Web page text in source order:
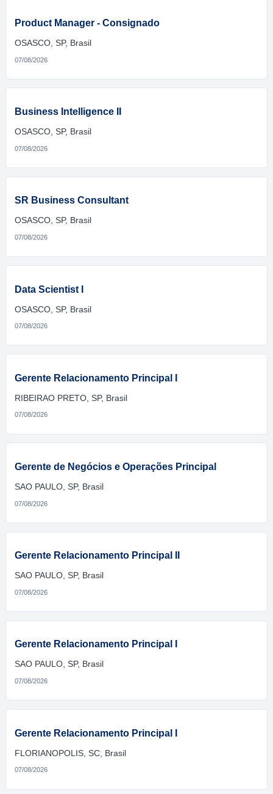
Product Manager - Consignado
OSASCO, SP, Brasil
07/08/2026
Business Intelligence II
OSASCO, SP, Brasil
07/08/2026
SR Business Consultant
OSASCO, SP, Brasil
07/08/2026
Data Scientist I
OSASCO, SP, Brasil
07/08/2026
Gerente Relacionamento Principal I
RIBEIRAO PRETO, SP, Brasil
07/08/2026
Gerente de Negócios e Operações Principal
SAO PAULO, SP, Brasil
07/08/2026
Gerente Relacionamento Principal II
SAO PAULO, SP, Brasil
07/08/2026
Gerente Relacionamento Principal I
SAO PAULO, SP, Brasil
07/08/2026
Gerente Relacionamento Principal I
FLORIANOPOLIS, SC, Brasil
07/08/2026